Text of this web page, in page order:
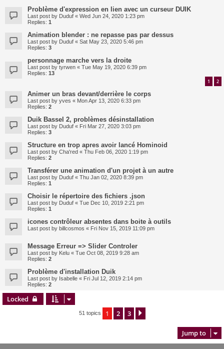
Problème d'expression en lien avec un curseur DUIK
Last post by Duduf « Wed Jun 24, 2020 1:23 pm
Replies: 1
Animation blender : ne repasse pas par dessus
Last post by Duduf « Sat May 23, 2020 5:46 pm
Replies: 3
personnage marche vers la droite
Last post by tyrwen « Tue May 19, 2020 6:39 pm
Replies: 13
1 2
Animer un bras devant/derrière le corps
Last post by yves « Mon Apr 13, 2020 6:33 pm
Replies: 2
Duik Bassel 2, problèmes désinstallation
Last post by Duduf « Fri Mar 27, 2020 3:03 pm
Replies: 3
Structure en trop apres avoir lancé Hominoid
Last post by Cha'red « Thu Feb 06, 2020 1:19 pm
Replies: 2
Transférer une animation d'un projet à un autre
Last post by Duduf « Thu Jan 02, 2020 8:39 pm
Replies: 1
Choisir le répertoire des fichiers .json
Last post by Duduf « Tue Dec 10, 2019 2:21 pm
Replies: 1
icones contrôleur absentes dans boite à outils
Last post by billcosmos « Fri Nov 15, 2019 11:09 pm
Message Erreur => Slider Controler
Last post by Kelu « Tue Oct 08, 2019 9:28 am
Replies: 2
Problème d'installation Duik
Last post by Isabelle « Fri Jul 12, 2019 2:14 pm
Replies: 2
Locked
51 topics 1 2 3
Jump to